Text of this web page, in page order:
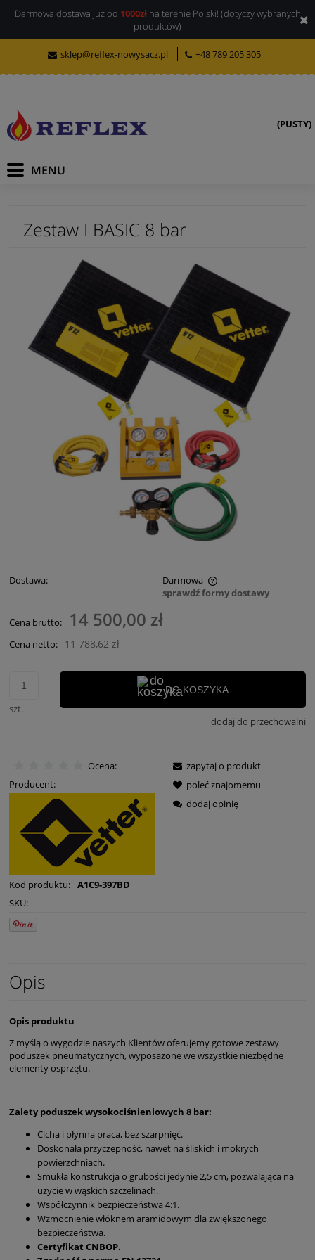
Darmowa dostawa już od 1000złna terenie Polski! (dotyczy wybranych
produktów)
sklep@reflex-nowysacz.pl +48 789 205 305
(PUSTY)
Zestaw I BASIC 8 bar
Dostawa:
Darmowa
Cena nie zawiera ewentualnych kosztów płatności
sprawdź formy dostawy
Cena brutto: 14 500,00 zł
Cena netto: 11 788,62 zł
szt.
DO KOSZYKA
dodaj do przechowalni
Ocena:
Producent:
Kod produktu: A1C9-397BD
SKU:
zapytaj o produkt
poleć znajomemu
dodaj opinię
Opis
Opis produktu
Z myślą o wygodzie naszych Klientów oferujemy gotowe zestawy
poduszek pneumatycznych, wyposażone we wszystkie niezbędne
elementy osprzętu.
Zalety poduszek wysokociśnieniowych 8 bar:
Cicha i płynna praca, bez szarpnięć.
Doskonała przyczepność, nawet na śliskich i mokrych
powierzchniach.
Smukła konstrukcja o grubości jedynie 2,5 cm, pozwalająca na
użycie w wąskich szczelinach.
Współczynnik bezpieczeństwa 4:1.
Wzmocnienie włóknem aramidowym dla zwiększonego
bezpieczeństwa.
Certyfikat CNBOP.